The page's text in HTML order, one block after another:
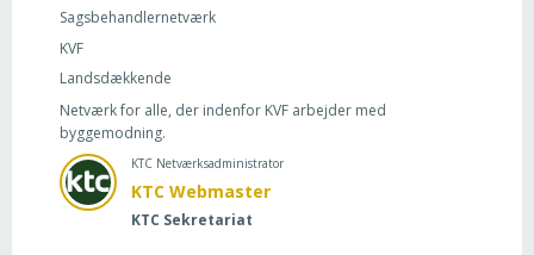
Sagsbehandlernetværk
KVF
Landsdækkende
Netværk for alle, der indenfor KVF arbejder med
byggemodning.
KTC Netværksadministrator
KTC Webmaster
KTC Sekretariat